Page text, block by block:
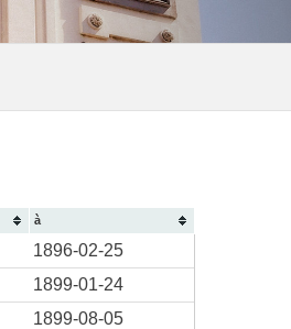
à
1896-02-25
1899-01-24
1899-08-05